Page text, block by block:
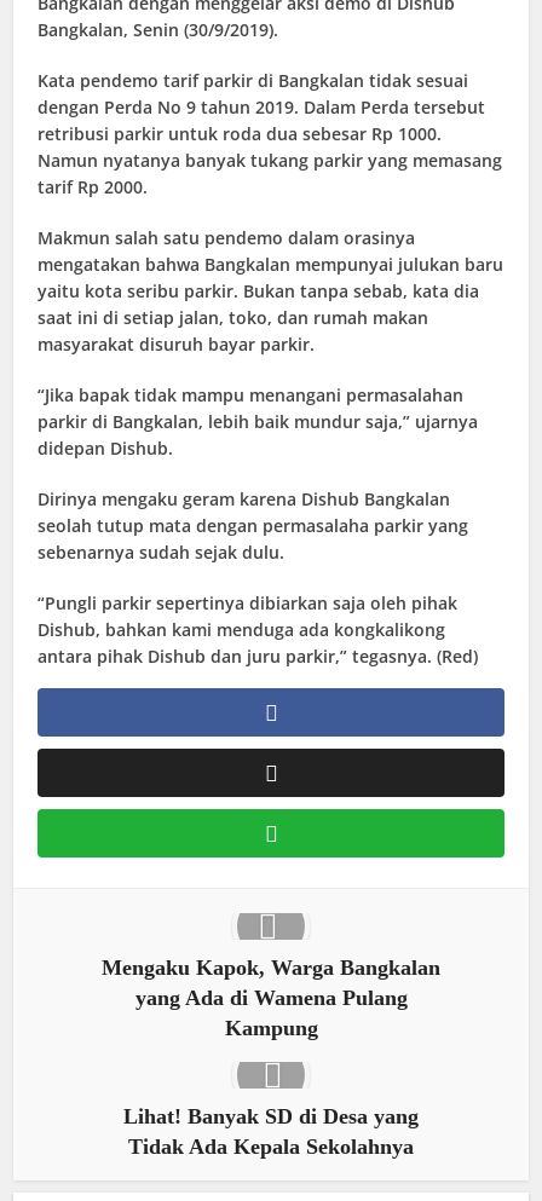
Bangkalan, Senin (30/9/2019).
Kata pendemo tarif parkir di Bangkalan tidak sesuai
dengan Perda No 9 tahun 2019. Dalam Perda tersebut
retribusi parkir untuk roda dua sebesar Rp 1000.
Namun nyatanya banyak tukang parkir yang memasang
tarif Rp 2000.
Makmun salah satu pendemo dalam orasinya
mengatakan bahwa Bangkalan mempunyai julukan baru
yaitu kota seribu parkir. Bukan tanpa sebab, kata dia
saat ini di setiap jalan, toko, dan rumah makan
masyarakat disuruh bayar parkir.
“Jika bapak tidak mampu menangani permasalahan
parkir di Bangkalan, lebih baik mundur saja,” ujarnya
didepan Dishub.
Dirinya mengaku geram karena Dishub Bangkalan
seolah tutup mata dengan permasalaha parkir yang
sebenarnya sudah sejak dulu.
“Pungli parkir sepertinya dibiarkan saja oleh pihak
Dishub, bahkan kami menduga ada kongkalikong
antara pihak Dishub dan juru parkir,” tegasnya. (Red)
Mengaku Kapok, Warga Bangkalan
yang Ada di Wamena Pulang
Kampung
Lihat! Banyak SD di Desa yang
Tidak Ada Kepala Sekolahnya